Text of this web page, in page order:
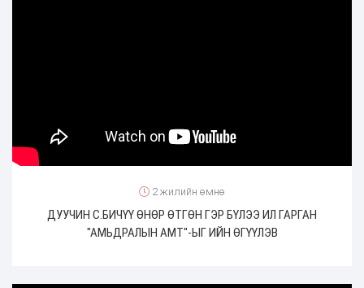
2 жилийн өмнө
ДУУЧИН С.БИЧҮҮ ӨНӨР ӨТГӨН ГЭР БҮЛЭЭ ИЛ ГАРГАН
"АМЬДРАЛЫН АМТ"-ЫГ ИЙН ӨГҮҮЛЭВ